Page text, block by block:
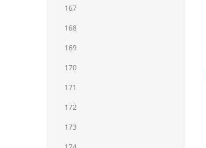
167
168
169
170
171
172
173